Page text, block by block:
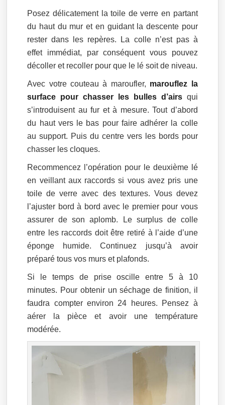
Posez délicatement la toile de verre en partant
du haut du mur et en guidant la descente pour
rester dans les repères. La colle n’est pas à
effet immédiat, par conséquent vous pouvez
décoller et recoller pour que le lé soit de niveau.
Avec votre couteau à maroufler, marouflez la
surface pour chasser les bulles d’airsqui
s’introduisent au fur et à mesure. Tout d’abord
du haut vers le bas pour faire adhérer la colle
au support. Puis du centre vers les bords pour
chasser les cloques.
Recommencez l’opération pour le deuxième lé
en veillant aux raccords si vous avez pris une
toile de verre avec des textures. Vous devez
l’ajuster bord à bord avec le premier pour vous
assurer de son aplomb. Le surplus de colle
entre les raccords doit être retiré à l’aide d’une
éponge humide. Continuez jusqu’à avoir
préparé tous vos murs et plafonds.
Si le temps de prise oscille entre 5 à 10
minutes. Pour obtenir un séchage de finition, il
faudra compter environ 24 heures. Pensez à
aérer la pièce et avoir une température
modérée.